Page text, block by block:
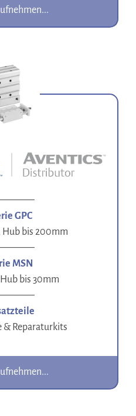
GPC
Hub bis 200mm
MSN
bis 30mm
& Reparaturkits